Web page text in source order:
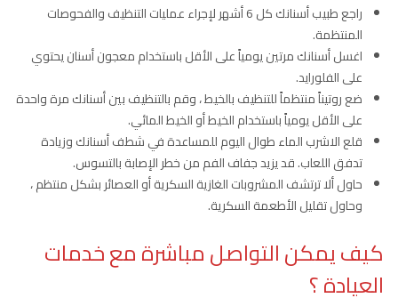
راجع طبيب أسنانك كل 6 أشهر لإجراء عمليات التنظيف والفحوصات
المنتظمة.
اغسل أسنانك مرتين يومياً على الأقل باستخدام معجون أسنان يحتوي
على الفلورايد.
ضع روتيناً منتظماً للتنظيف بالخيط ، وقم بالتنظيف بين أسنانك مرة واحدة
على الأقل يومياً باستخدام الخيط أو الخيط المائي.
قلع الاشرب الماء طوال اليوم للمساعدة في شطف أسنانك وزيادة
تدفق اللعاب. قد يزيد جفاف الفم من خطر الإصابة بالتسوس.
حاول ألا ترتشف المشروبات الغازية السكرية أو العصائر بشكل منتظم ،
وحاول تقليل الأطعمة السكرية.
كيف يمكن التواصل مباشرة مع خدمات
العيادة ؟